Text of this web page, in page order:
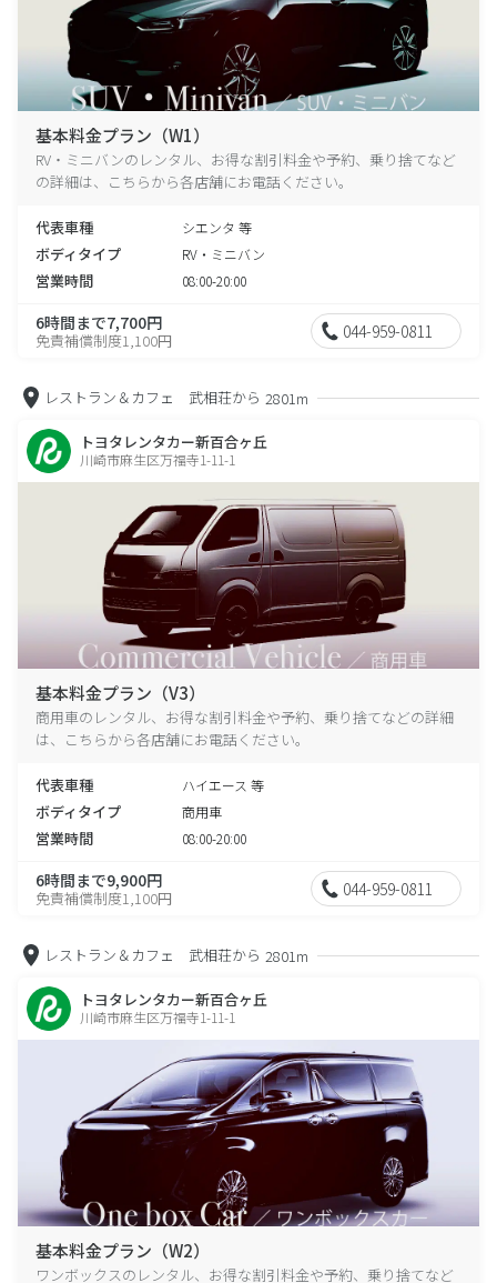
基本料金プラン（W1）
RV・ミニバンのレンタル、お得な割引料金や予約、乗り捨てなど
の詳細は、こちらから各店舗にお電話ください。
代表車種 シエンタ 等
ボディタイプ RV・ミニバン
営業時間 08:00-20:00
6時間まで7,700円
免責補償制度1,100円 044-959-0811
レストラン＆カフェ 武相荘から 2801m
トヨタレンタカー新百合ヶ丘
川崎市麻生区万福寺1-11-1
基本料金プラン（V3）
商用車のレンタル、お得な割引料金や予約、乗り捨てなどの詳細
は、こちらから各店舗にお電話ください。
代表車種 ハイエース 等
ボディタイプ 商用車
営業時間 08:00-20:00
6時間まで9,900円
免責補償制度1,100円 044-959-0811
レストラン＆カフェ 武相荘から 2801m
トヨタレンタカー新百合ヶ丘
川崎市麻生区万福寺1-11-1
基本料金プラン（W2）
ワンボックスのレンタル、お得な割引料金や予約、乗り捨てなど